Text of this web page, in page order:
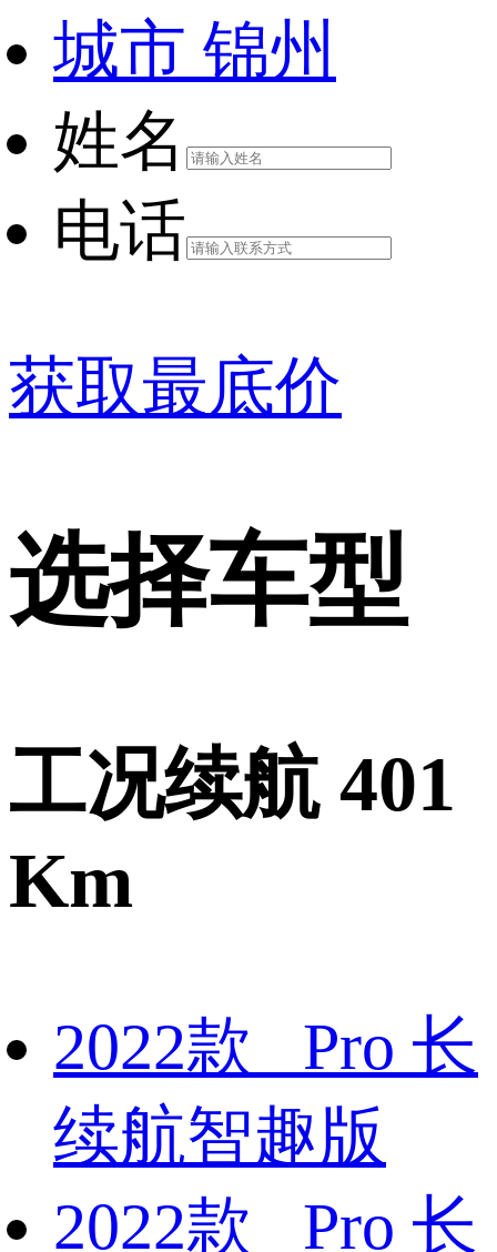
城市 锦州
姓名
电话
获取最底价
选择车型
工况续航 401
Km
2022款 Pro 长
续航智趣版
2022款 Pro 长